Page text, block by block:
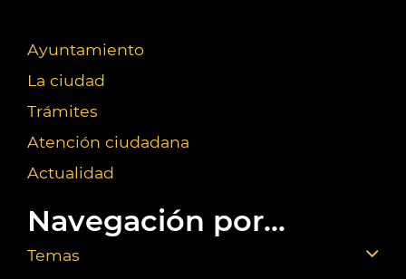
Ayuntamiento
La ciudad
Trámites
Atención ciudadana
Actualidad
Navegación por...
Temas